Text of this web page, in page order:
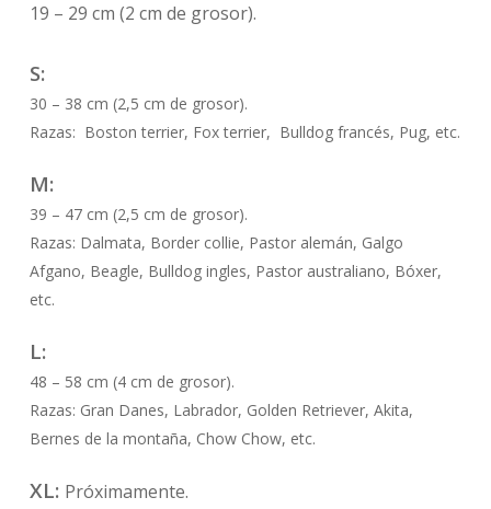
19 – 29 cm (2 cm de grosor).
S:
30 – 38 cm (2,5 cm de grosor).
Razas: Boston terrier, Fox terrier, Bulldog francés, Pug, etc.
M:
39 – 47 cm (2,5 cm de grosor).
Razas: Dalmata, Border collie, Pastor alemán, Galgo
Afgano, Beagle, Bulldog ingles, Pastor australiano, Bóxer,
etc.
L:
48 – 58 cm (4 cm de grosor).
Razas: Gran Danes, Labrador, Golden Retriever, Akita,
Bernes de la montaña, Chow Chow, etc.
XL: Próximamente.